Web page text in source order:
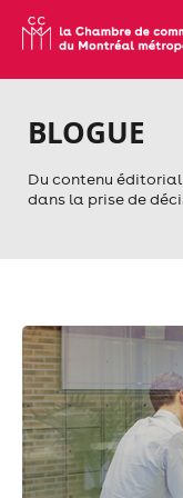
BLOGUE
Du contenu
dans la prise de